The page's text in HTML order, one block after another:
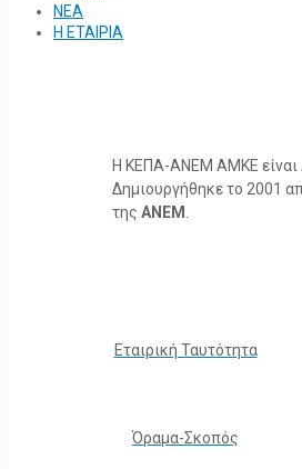
ΝΕΑ
Η ΕΤΑΙΡΙΑ
Η ΚΕΠΑ-ΑΝΕΜ ΑΜΚΕ είναι
Δημιουργήθηκε το 2001
της ΑΝΕΜ
Εταιρική Ταυτότητα
Όραμα-Σκοπός